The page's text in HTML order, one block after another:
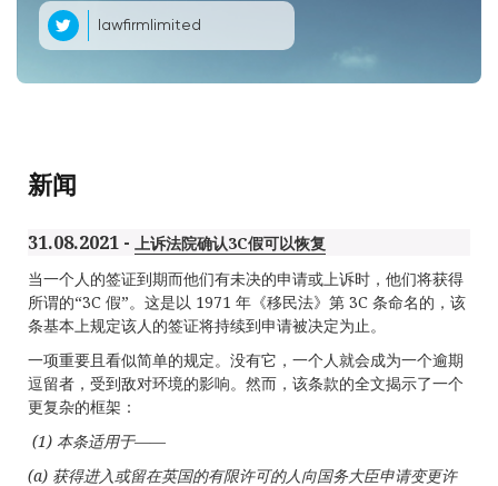
lawfirmlimited
新闻
31.08.2021 - 上诉法院确认3C假可以恢复
当一个人的签证到期而他们有未决的申请或上诉时，他们将获得
所谓的“3C 假”。这是以 1971 年《移民法》第 3C 条命名的，该
条基本上规定该人的签证将持续到申请被决定为止。
一项重要且看似简单的规定。没有它，一个人就会成为一个逾期
逗留者，受到敌对环境的影响。然而，该条款的全文揭示了一个
更复杂的框架：
(1) 本条适用于——
(a) 获得进入或留在英国的有限许可的人向国务大臣申请变更许